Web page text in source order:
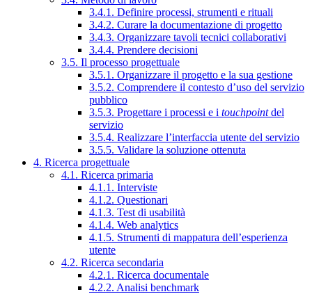
3.4.1. Definire processi, strumenti e rituali
3.4.2. Curare la documentazione di progetto
3.4.3. Organizzare tavoli tecnici collaborativi
3.4.4. Prendere decisioni
3.5. Il processo progettuale
3.5.1. Organizzare il progetto e la sua gestione
3.5.2. Comprendere il contesto d’uso del servizio
pubblico
3.5.3. Progettare i processi e i touchpointdel
servizio
3.5.4. Realizzare l’interfaccia utente del servizio
3.5.5. Validare la soluzione ottenuta
4. Ricerca progettuale
4.1. Ricerca primaria
4.1.1. Interviste
4.1.2. Questionari
4.1.3. Test di usabilità
4.1.4. Web analytics
4.1.5. Strumenti di mappatura dell’esperienza
utente
4.2. Ricerca secondaria
4.2.1. Ricerca documentale
4.2.2. Analisi benchmark